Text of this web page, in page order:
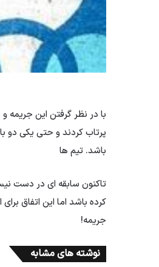
با در نظر گرفتن این جریمه
پرتاب کردند و حتی یکی دو
باشد. تیم ها
کرده باشد اما این اتفاق
جریمه!
نوشته های مشابه